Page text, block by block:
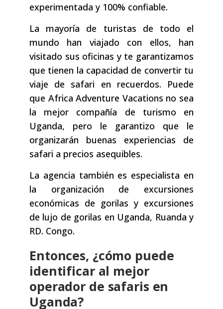
experimentada y 100% confiable.
La mayoría de turistas de todo el
mundo han viajado con ellos, han
visitado sus oficinas y te garantizamos
que tienen la capacidad de convertir tu
viaje de safari en recuerdos. Puede
que Africa Adventure Vacations no sea
la mejor compañía de turismo en
Uganda, pero le garantizo que le
organizarán buenas experiencias de
safari a precios asequibles.
La agencia también es especialista en
la organización de excursiones
económicas de gorilas y excursiones
de lujo de gorilas en Uganda, Ruanda y
RD. Congo.
Entonces, ¿cómo puede
identificar al mejor
operador de safaris en
Uganda?